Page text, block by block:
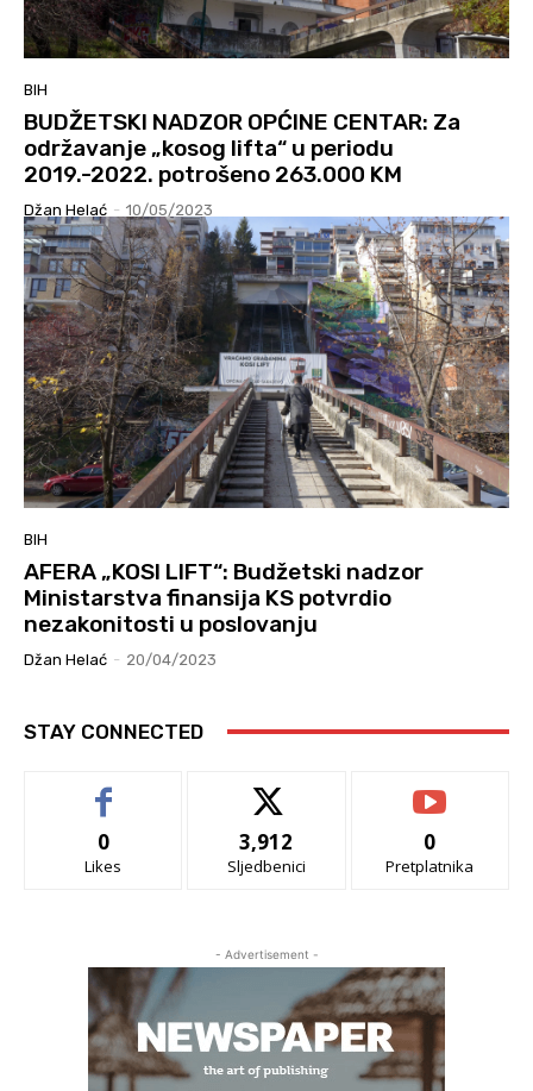
BIH
BUDŽETSKI NADZOR OPĆINE CENTAR: Za
održavanje „kosog lifta“ u periodu
2019.-2022. potrošeno 263.000 KM
Džan Helać - 10/05/2023
BIH
AFERA „KOSI LIFT“: Budžetski nadzor
Ministarstva finansija KS potvrdio
nezakonitosti u poslovanju
Džan Helać - 20/04/2023
STAY CONNECTED
0
Likes
3,912
Sljedbenici
0
Pretplatnika
- Advertisement -